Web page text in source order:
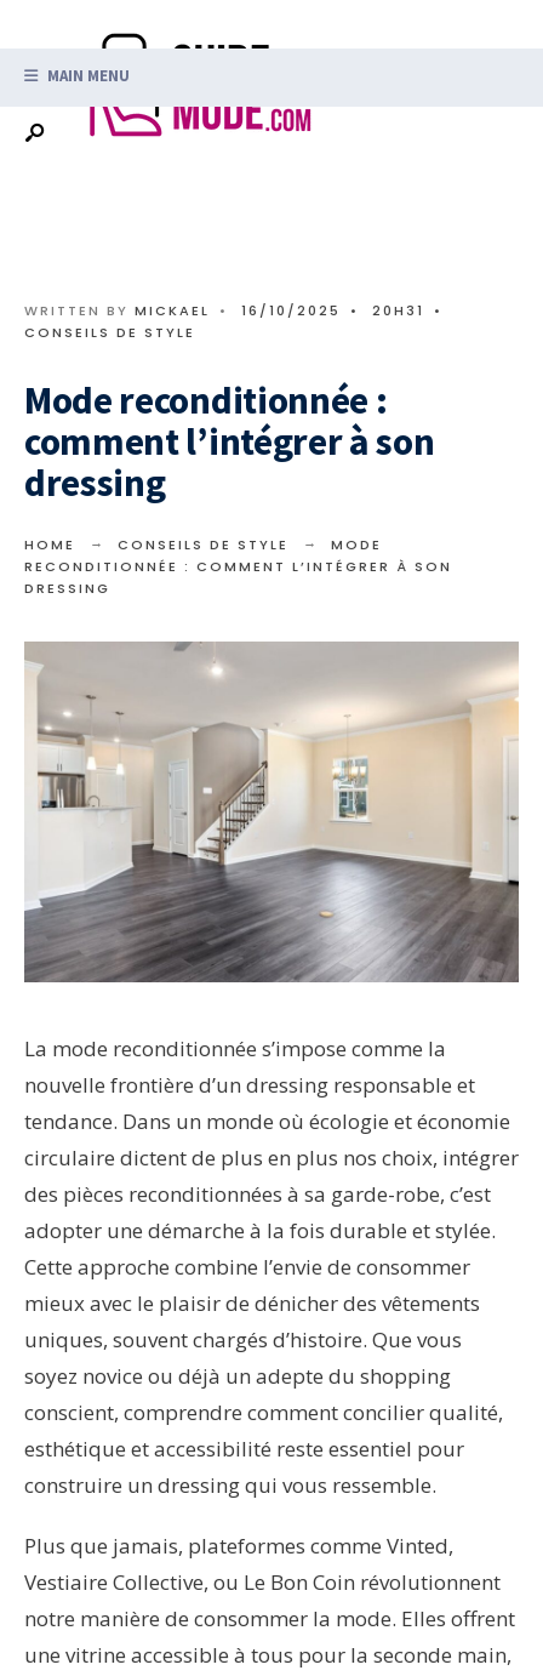
contentMAIN MENU
WRITTEN BY MICKAEL • 16/10/2025 • 20H31
•
CONSEILS DE STYLE
Mode reconditionnée :
comment l’intégrer à son
dressing
HOME CONSEILS DE STYLE
MODE
RECONDITIONNÉE : COMMENT L’INTÉGRER À SON
DRESSING
La mode reconditionnée s’impose comme la
nouvelle frontière d’un dressing responsable et
tendance. Dans un monde où écologie et économie
circulaire dictent de plus en plus nos choix, intégrer
des pièces reconditionnées à sa garde-robe, c’est
adopter une démarche à la fois durable et stylée.
Cette approche combine l’envie de consommer
mieux avec le plaisir de dénicher des vêtements
uniques, souvent chargés d’histoire. Que vous
soyez novice ou déjà un adepte du shopping
conscient, comprendre comment concilier qualité,
esthétique et accessibilité reste essentiel pour
construire un dressing qui vous ressemble.
Plus que jamais, plateformes comme Vinted,
Vestiaire Collective, ou Le Bon Coin révolutionnent
notre manière de consommer la mode. Elles offrent
une vitrine accessible à tous pour la seconde main,